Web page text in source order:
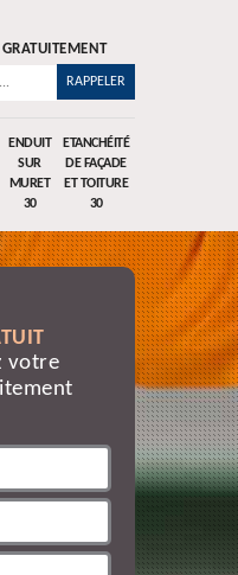
ENDUIT
SUR
MURET
30
ETANCHÉITÉ
DE FAÇADE
ET TOITURE
30
votre